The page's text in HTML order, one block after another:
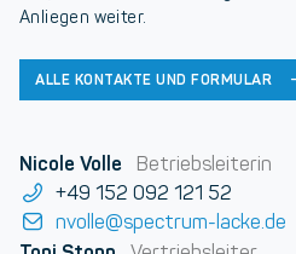
Anliegen weiter.
ALLE KONTAKTE UND FORMULAR
Nicole Volle
Betriebsleiterin
+49 152 092 121 52
nvolle@spectrum-lacke.de